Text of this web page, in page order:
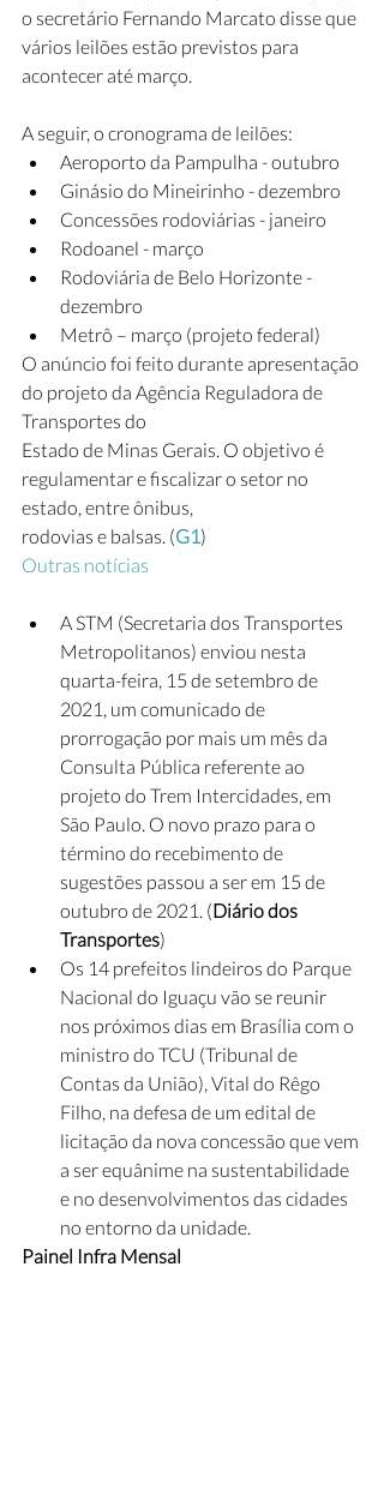
o secretário Fernando Marcato disse que
vários leilões estão previstos para
acontecer até março.
A seguir, o cronograma de leilões:
Aeroporto da Pampulha - outubro
Ginásio do Mineirinho - dezembro
Concessões rodoviárias - janeiro
Rodoanel - março
Rodoviária de Belo Horizonte -
dezembro
Metrô – março (projeto federal)
O anúncio foi feito durante apresentação
do projeto da Agência Reguladora de
Transportes do
Estado de Minas Gerais. O objetivo é
regulamentar e fiscalizar o setor no
estado, entre ônibus,
rodovias e balsas. (G1)
Outras notícias
A STM (Secretaria dos Transportes
Metropolitanos) enviou nesta
quarta-feira, 15 de setembro de
2021, um comunicado de
prorrogação por mais um mês da
Consulta Pública referente ao
projeto do Trem Intercidades, em
São Paulo. O novo prazo para o
término do recebimento de
sugestões passou a ser em 15 de
outubro de 2021. (Diário dos
Transportes)
Os 14 prefeitos lindeiros do Parque
Nacional do Iguaçu vão se reunir
nos próximos dias em Brasília com o
ministro do TCU (Tribunal de
Contas da União), Vital do Rêgo
Filho, na defesa de um edital de
licitação da nova concessão que vem
a ser equânime na sustentabilidade
e no desenvolvimentos das cidades
no entorno da unidade.
Painel Infra Mensal